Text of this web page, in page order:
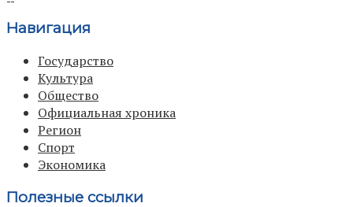
Навигация
Государство
Культура
Общество
Официальная хроника
Регион
Спорт
Экономика
Полезные ссылки